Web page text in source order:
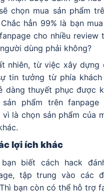
chọn mua sản phẩm
hẳn 99% là bạn
cho nhiều review
dùng phải không?
nhiên, từ việc xây dựng
tin tưởng từ phía khách
dàng thuyết phục được
sản phẩm trên fanpage
vì là chọn sản phẩm của
lợi ích khác
bạn biết cách hack
tập trung vào các
bạn còn có thể hỗ trợ